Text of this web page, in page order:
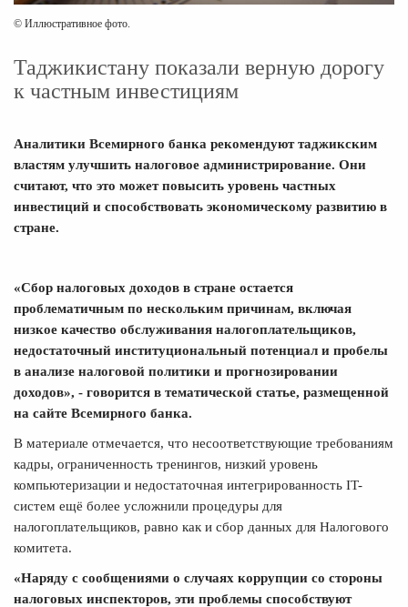
© Иллюстративное фото.
Таджикистану показали верную дорогу
к частным инвестициям
Аналитики Всемирного банка рекомендуют таджикским
властям улучшить налоговое администрирование. Они
считают, что это может повысить уровень частных
инвестиций и способствовать экономическому развитию в
стране.
«Сбор налоговых доходов в стране остается
проблематичным по нескольким причинам, включая
низкое качество обслуживания налогоплательщиков,
недостаточный институциональный потенциал и пробелы
в анализе налоговой политики и прогнозировании
доходов», - говорится в тематической статье, размещенной
на сайте Всемирного банка.
В материале отмечается, что несоответствующие требованиям
кадры, ограниченность тренингов, низкий уровень
компьютеризации и недостаточная интегрированность IT-
систем ещё более усложнили процедуры для
налогоплательщиков, равно как и сбор данных для Налогового
комитета.
«Наряду с сообщениями о случаях коррупции со стороны
налоговых инспекторов, эти проблемы способствуют